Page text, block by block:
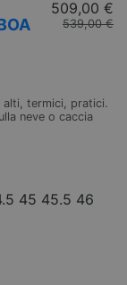
509,00 €
539,00 €
alti, termici, pratici.
neve o caccia
45 45.5 46